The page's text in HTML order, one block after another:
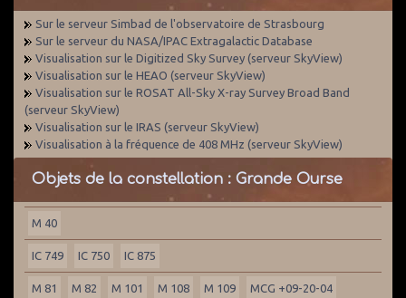
Sur le serveur Simbad de l'observatoire de Strasbourg
Sur le serveur du NASA/IPAC Extragalactic Database
Visualisation sur le Digitized Sky Survey (serveur SkyView)
Visualisation sur le HEAO (serveur SkyView)
Visualisation sur le ROSAT All-Sky X-ray Survey Broad Band
(serveur SkyView)
Visualisation sur le IRAS (serveur SkyView)
Visualisation à la fréquence de 408 MHz (serveur SkyView)
Objets de la constellation : Grande Ourse
M 40
IC 749 IC 750 IC 875
M 81 M 82 M 101 M 108 M 109 MCG +09-20-04